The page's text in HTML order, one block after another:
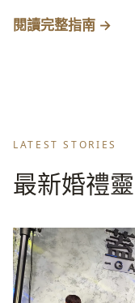
閱讀完整指南 →
LATEST STORIES
最新婚禮